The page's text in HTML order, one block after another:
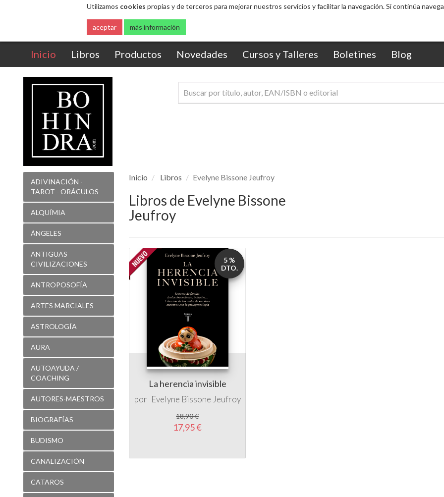
Utilizamos cookies propias y de terceros para mejorar nuestros servicios y facilitar la navegación. Si continúa
aceptar más información
Inicio (current)
Libros Productos Novedades Cursos y Talleres Boletines Blog
ADIVINACIÓN -
TAROT - ORÁCULOS
ALQUÍMIA
ÁNGELES
ANTIGUAS
CIVILIZACIONES
ANTROPOSOFÍA
ARTES MARCIALES
ASTROLOGÍA
AURA
AUTOAYUDA /
COACHING
AUTORES-MAESTROS
BIOGRAFÍAS
BUDISMO
CANALIZACIÓN
CATAROS
Inicio Libros Evelyne Bissone Jeufroy
Libros de Evelyne Bissone
Jeufroy
La herencia invisible
por Evelyne Bissone Jeufroy
18,90 €
17,95 €
5 %
DTO.